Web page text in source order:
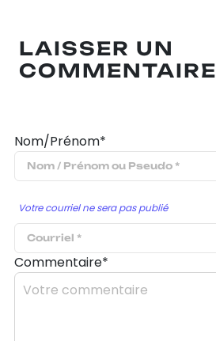
LAISSER UN
COMMENTAIRE
Nom/Prénom*
Votre courriel ne sera pas publié
Commentaire*